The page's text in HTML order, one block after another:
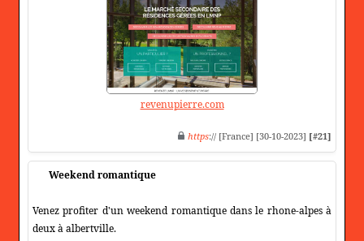
revenupierre.com
https:// [France] [30-10-2023] [#21]
Weekend romantique
Venez profiter d'un weekend romantique dans le rhone-alpes à
deux à albertville.